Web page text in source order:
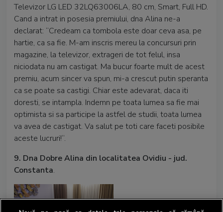
Televizor LG LED 32LQ63006LA, 80 cm, Smart, Full HD.
Cand a intrat in posesia premiului, dna Alina ne-a
declarat: “Credeam ca tombola este doar ceva asa, pe
hartie, ca sa fie. M-am inscris mereu la concursuri prin
magazine, la televizor, extrageri de tot felul, insa
niciodata nu am castigat. Ma bucur foarte mult de acest
premiu, acum sincer va spun, mi-a crescut putin speranta
ca se poate sa castigi. Chiar este adevarat, daca iti
doresti, se intampla. Indemn pe toata lumea sa fie mai
optimista si sa participe la astfel de studii, toata lumea
va avea de castigat. Va salut pe toti care faceti posibile
aceste lucruri!“.
9. Dna Dobre Alina din localitatea Ovidiu - jud.
Constanta.